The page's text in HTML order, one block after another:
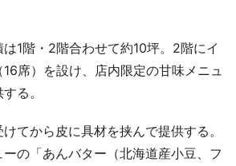
1階・2階合わせて約10坪。2階にイ
席）を設け、店内限定の甘味メニュ
る。
てから皮に具材を挟んで提供する。
の「あんバター（北海道産小豆、フ